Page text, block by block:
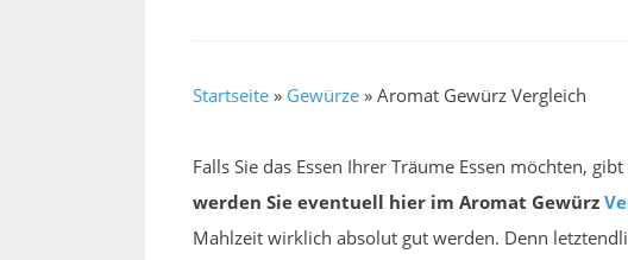
Startseite » Gewürze » Aromat Gewürz Vergleich
Falls Sie das Essen Ihrer Träume Essen möchten,
werden Sie eventuell hier im Aromat Gewürz
Mahlzeit wirklich absolut gut werden. Denn